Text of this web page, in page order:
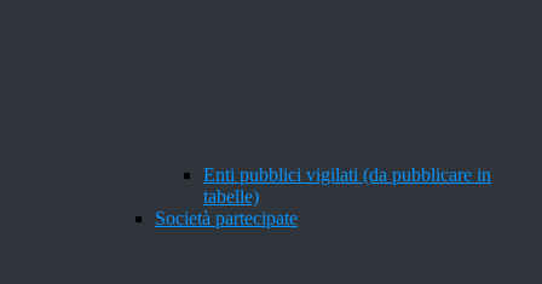
Enti pubblici vigilati (da pubblicare in
tabelle)
Società partecipate